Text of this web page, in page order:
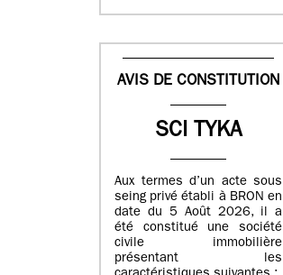
AVIS DE CONSTITUTION
SCI TYKA
Aux termes d’un acte sous
seing privé établi à BRON en
date du 5 Août 2026, il a
été constitué une société
civile immobilière
présentant les